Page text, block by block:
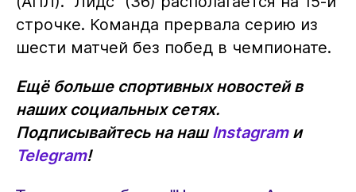
строчке. Команда прервала серию из
шести матчей без побед в чемпионате.
Ещё больше спортивных новостей в
наших социальных сетях.
Подписывайтесь на нашInstagramи
Telegram!